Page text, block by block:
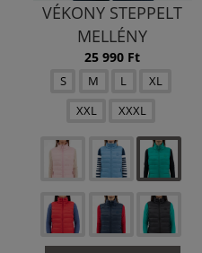
VÉKONY STEPPELT
MELLÉNY
25 990 Ft
S M L
XL
XXL
XXXL